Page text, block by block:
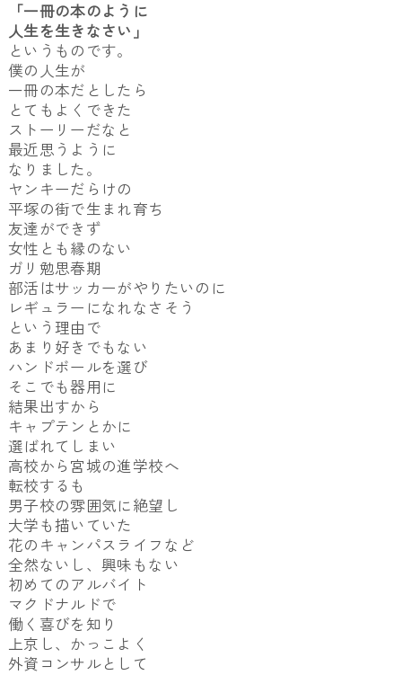
「一冊の本のように
人生を生きなさい」
というものです。
僕の人生が
一冊の本だとしたら
とてもよくできた
ストーリーだなと
最近思うように
なりました。
ヤンキーだらけの
平塚の街で生まれ育ち
友達ができず
女性とも縁のない
ガリ勉思春期
部活はサッカーがやりたいのに
レギュラーになれなさそう
という理由で
あまり好きでもない
ハンドボールを選び
そこでも器用に
結果出すから
キャプテンとかに
選ばれてしまい
高校から宮城の進学校へ
転校するも
男子校の雰囲気に絶望し
大学も描いていた
花のキャンパスライフなど
全然ないし、興味もない
初めてのアルバイト
マクドナルドで
働く喜びを知り
上京し、かっこよく
外資コンサルとして